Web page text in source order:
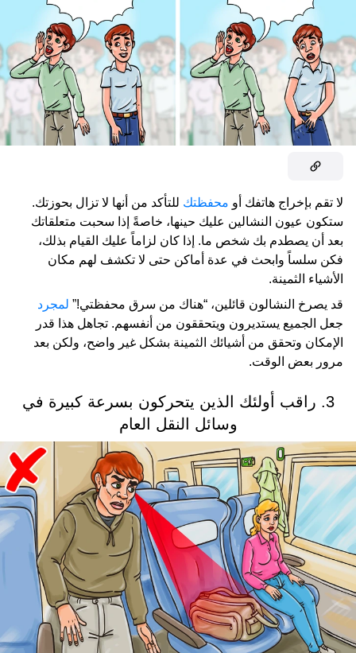
لا تقم بإخراج هاتفك أو محفظتك للتأكد من أنها لا تزال بحوزتك.
ستكون عيون النشالين عليك حينها، خاصةً إذا سحبت متعلقاتك
بعد أن يصطدم بك شخص ما. إذا كان لزاماً عليك القيام بذلك،
فكن سلساً وابحث في عدة أماكن حتى لا تكشف لهم مكان
الأشياء الثمينة.
قد يصرخ النشالون قائلين، “هناك من سرق محفظتي!” لمجرد
جعل الجميع يستديرون ويتحققون من أنفسهم. تجاهل هذا قدر
الإمكان وتحقق من أشيائك الثمينة بشكل غير واضح، ولكن بعد
مرور بعض الوقت.
3. راقب أولئك الذين يتحركون بسرعة كبيرة في
وسائل النقل العام